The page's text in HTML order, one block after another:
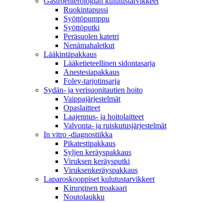
Ruokintapussi
Syöttöpumppu
Syöttöputki
Peräsuolen katetri
Nenämahaletkut
Lääkintäpakkaus
Lääketieteellinen sidontasarja
Anestesiapakkaus
Foley-tarjotinsarja
Sydän- ja verisuonitautien hoito
Vaippajärjestelmät
Opaslaitteet
Laajennus- ja hoitolaitteet
Valvonta- ja ruiskutusjärjestelmät
In vitro -diagnostiikka
Pikatestipakkaus
Syljen keräyspakkaus
Viruksen keräysputki
Viruksenkeräyspakkaus
Laparoskooppiset kulutustarvikkeet
Kirurginen troakaari
Noutolaukku